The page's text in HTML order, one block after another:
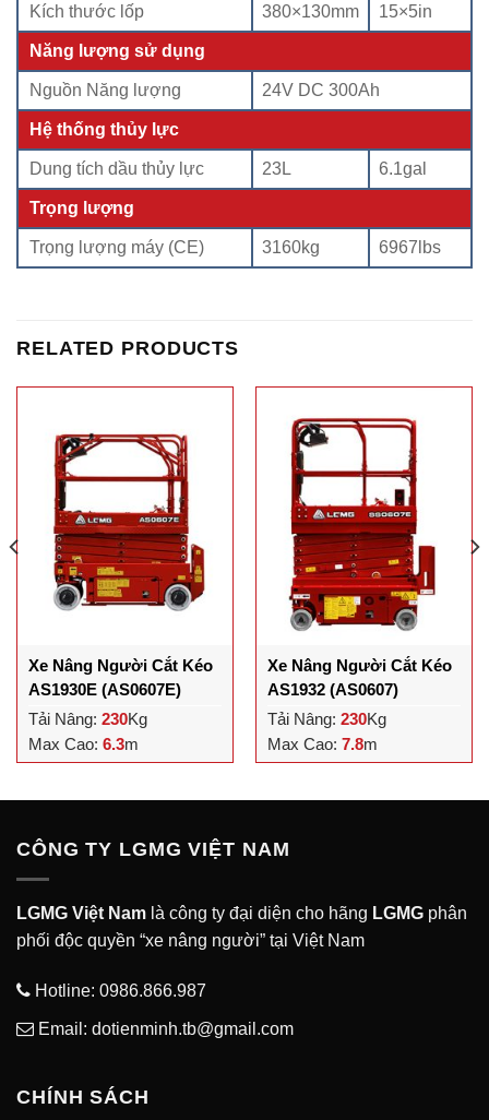
Kích thước lốp 380×130mm 15×5in
Năng lượng sử dụng
Nguồn Năng lượng 24V DC 300Ah
Hệ thống thủy lực
Dung tích dầu thủy lực 23L 6.1gal
Trọng lượng
Trọng lượng máy (CE) 3160kg 6967lbs
RELATED PRODUCTS
Xe Nâng Người Cắt Kéo
AS1930E (AS0607E)
Tải Nâng: 230Kg
Max Cao: 6.3m
Xe Nâng Người Cắt Kéo
AS1932 (AS0607)
Tải Nâng: 230Kg
Max Cao: 7.8m
CÔNG TY LGMG VIỆT NAM
LGMG Việt Nam là công ty đại diện cho hãng LGMG phân
phối độc quyền “xe nâng người” tại Việt Nam
Hotline: 0986.866.987
Email: dotienminh.tb@gmail.com
CHÍNH SÁCH